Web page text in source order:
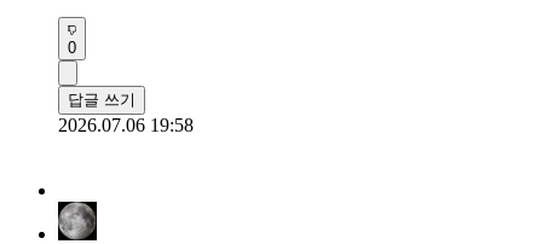
0
답글 쓰기
2026.07.06 19:58